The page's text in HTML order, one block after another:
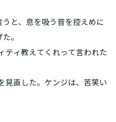
と、息を吸う音を控えめに
。
ティ教えてくれって言われた
見直した。ケンジは、苦笑い